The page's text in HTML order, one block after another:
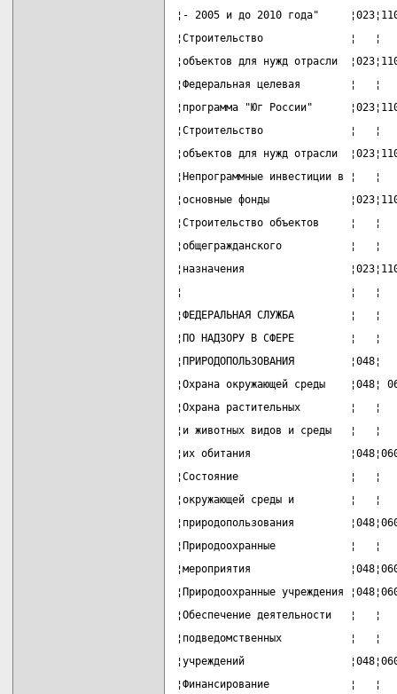
¦- 2005 и до 2010 года"
¦Строительство              ¦
¦объектов для нужд отрасли
¦Федеральная целевая
¦программа "Юг России"
¦Строительство              ¦
¦объектов для нужд отрасли
¦Непрограммные инвестиции
¦основные фонды
¦Строительство объектов
¦общегражданского
¦назначения
¦                           ¦   ¦
¦ФЕДЕРАЛЬНАЯ СЛУЖБА
¦ПО НАДЗОРУ В СФЕРЕ
¦ПРИРОДОПОЛЬЗОВАНИЯ
¦Охрана окружающей среды
¦Охрана растительных
¦и животных видов и среды
¦их обитания
¦Состояние                  ¦
¦окружающей среды и
¦природопользования
¦Природоохранные
¦мероприятия
¦Природоохранные учреждения
¦Обеспечение деятельности
¦подведомственных
¦учреждений
¦Финансирование             ¦